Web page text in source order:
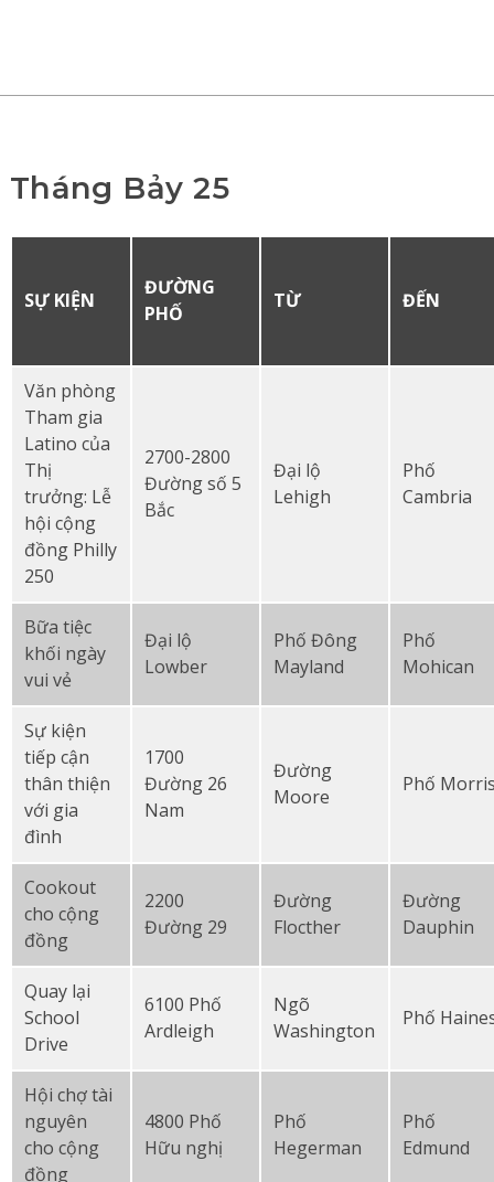
Tháng Bảy 25
SỰ KIỆN
ĐƯỜNG
PHỐ
TỪ ĐẾN
Văn phòng
Tham gia
Latino của
Thị
trưởng: Lễ
hội cộng
đồng Philly
250
2700-2800
Đường số 5
Bắc
Đại lộ
Lehigh
Phố
Cambria
Bữa tiệc
khối ngày
vui vẻ
Đại lộ
Lowber
Phố Đông
Mayland
Phố
Mohican
Sự kiện
tiếp cận
thân thiện
với gia
đình
1700
Đường 26
Nam
Đường
Moore
Phố
Cookout
cho cộng
đồng
2200
Đường 29
Đường
Flocther
Đường
Dauphin
Quay lại
School
Drive
6100 Phố
Ardleigh
Ngõ
Washington
Phố
Hội chợ tài
nguyên
cho cộng
đồng
4800 Phố
Hữu nghị
Phố
Hegerman
Phố
Edmund